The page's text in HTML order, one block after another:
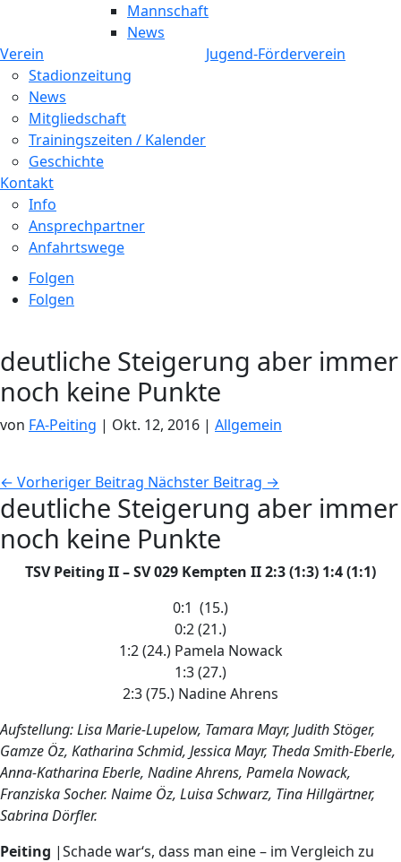
Mannschaft
News
Verein
Stadionzeitung
News
Mitgliedschaft
Trainingszeiten / Kalender
Geschichte
Jugend-Förderverein
Kontakt
Info
Ansprechpartner
Anfahrtswege
Folgen
Folgen
deutliche Steigerung aber immer
noch keine Punkte
von FA-Peiting | Okt. 12, 2016 | Allgemein
← Vorheriger Beitrag Nächster Beitrag →
deutliche Steigerung aber immer
noch keine Punkte
TSV Peiting II – SV 029 Kempten II 2:3 (1:3) 1:4 (1:1)
0:1 (15.)
0:2 (21.)
1:2 (24.) Pamela Nowack
1:3 (27.)
2:3 (75.) Nadine Ahrens
Aufstellung: Lisa Marie-Lupelow, Tamara Mayr, Judith Stöger,
Gamze Öz, Katharina Schmid, Jessica Mayr, Theda Smith-Eberle,
Anna-Katharina Eberle, Nadine Ahrens, Pamela Nowack,
Franziska Socher. Naime Öz, Luisa Schwarz, Tina Hillgärtner,
Sabrina Dörfler.
Peiting |Schade war‘s, dass man eine – im Vergleich zu